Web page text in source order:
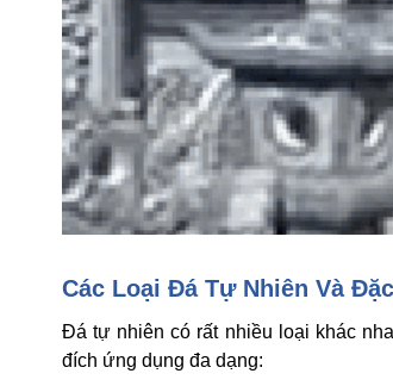
Các Loại Đá Tự Nhiên Và
Đá tự nhiên có rất nhiều loại khác
đích ứng dụng đa dạng: